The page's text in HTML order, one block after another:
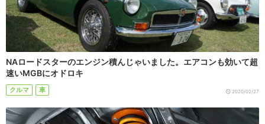
NAロードスターのエンジン積んじゃいました。エアコンも効いて超
速いMGBにオドロキ
クルマ 車 2020/02/27